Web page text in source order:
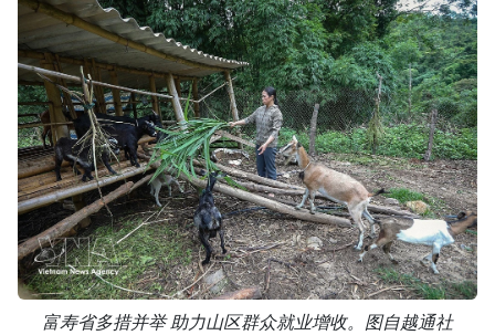
富寿省多措并举 助力山区群众就业增收。图自越通社